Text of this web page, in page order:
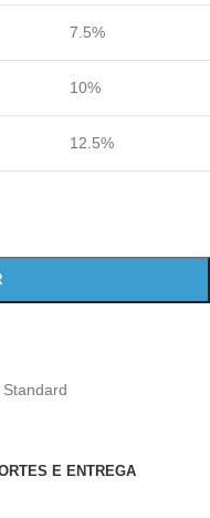
7.5%
10%
12.5%
E ENTREGA